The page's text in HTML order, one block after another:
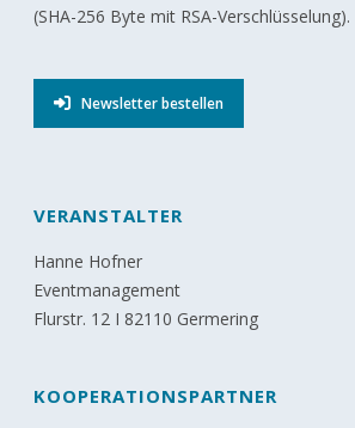
(SHA-256 Byte mit RSA-Verschlüsselung).
Newsletter bestellen
VERANSTALTER
Hanne Hofner
Eventmanagement
Flurstr. 12 I 82110 Germering
KOOPERATIONSPARTNER